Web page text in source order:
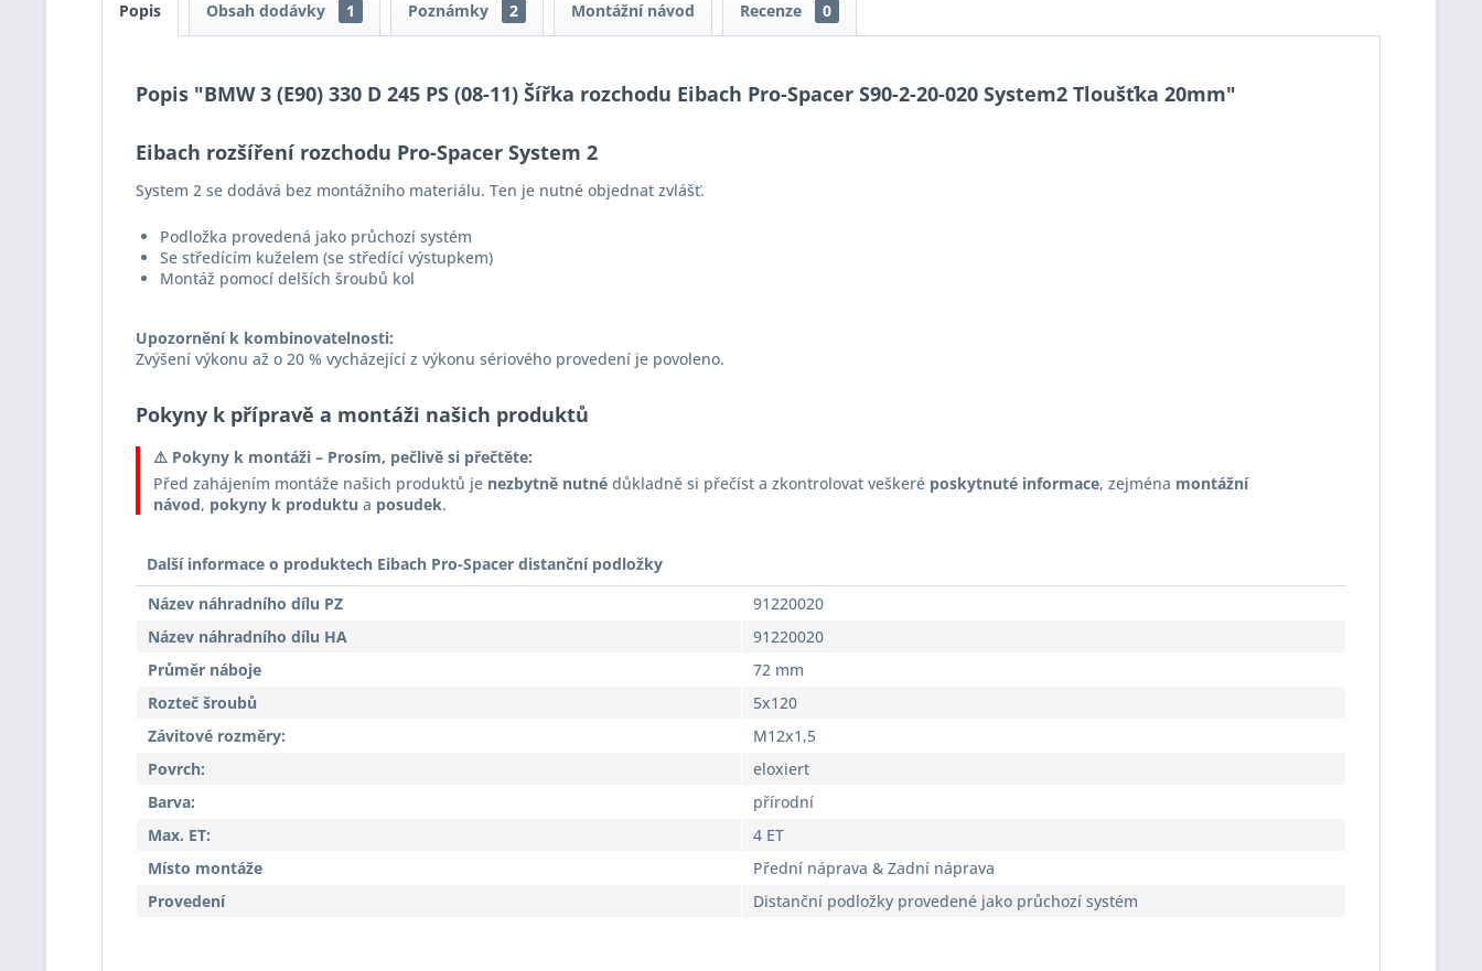
Popis Obsah dodávky 1 Poznámky 2 Montážní návod Recenze 0
Popis "BMW 3 (E90) 330 D 245 PS (08-11) Šířka rozchodu Eibach Pro-Spacer S90-2-20-020 System2 Tloušťka 20mm"
Eibach rozšíření rozchodu Pro-Spacer System 2
System 2 se dodává bez montážního materiálu. Ten je nutné objednat zvlášť.
Podložka provedená jako průchozí systém
Se středícím kuželem (se středící výstupkem)
Montáž pomocí delších šroubů kol
Upozornění k kombinovatelnosti:
Zvýšení výkonu až o 20 % vycházející z výkonu sériového provedení je povoleno.
Pokyny k přípravě a montáži našich produktů
⚠️ Pokyny k montáži – Prosím, pečlivě si přečtěte:
Před zahájením montáže našich produktů je nezbytně nutné důkladně si přečíst a zkontrolovat veškeré poskytnuté informace, zejména montážní
návod, pokyny k produktu a posudek.
Další informace o produktech Eibach Pro-Spacer distanční podložky
Název náhradního dílu PZ
91220020
Název náhradního dílu HA
91220020
Průměr náboje
72 mm
Rozteč šroubů
5x120
Závitové rozměry:
M12x1,5
Povrch:
eloxiert
Barva:
přírodní
Max. ET:
4 ET
Místo montáže
Přední náprava & Zadní náprava
Provedení
Distanční podložky provedené jako průchozí systém